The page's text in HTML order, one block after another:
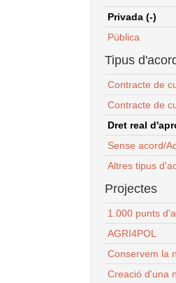
Privada (-)
Pública
Tipus
Contracte de
Contracte de
Dret real
Sense acord/
Altres tipus
Projectes
1.000 punts
AGRI4POL
Conservem la
Creació d'una